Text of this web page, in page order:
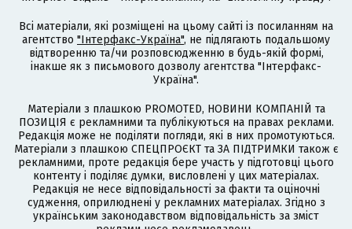
Всі матеріали, які розміщені на цьому сайті із посиланням на
агентство "Інтерфакс-Україна", не підлягають подальшому
відтворенню та/чи розповсюдженню в будь-якій формі,
інакше як з письмового дозволу агентства "Інтерфакс-
Україна".
Матеріали з плашкою PROMOTED, НОВИНИ КОМПАНІЙ та
ПОЗИЦІЯ є рекламними та публікуються на правах реклами.
Редакція може не поділяти погляди, які в них промотуються.
Матеріали з плашкою СПЕЦПРОЄКТ та ЗА ПІДТРИМКИ також є
рекламними, проте редакція бере участь у підготовці цього
контенту і поділяє думки, висловлені у цих матеріалах.
Редакція не несе відповідальності за факти та оціночні
судження, оприлюднені у рекламних матеріалах. Згідно з
українським законодавством відповідальність за зміст